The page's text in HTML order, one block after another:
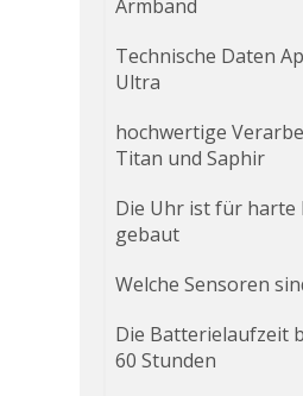
Armband
Technische Daten
Ultra
hochwertige
Titan und Saphir
Die Uhr ist für harte
gebaut
Welche Sensoren
Die Batterielaufzeit
60 Stunden